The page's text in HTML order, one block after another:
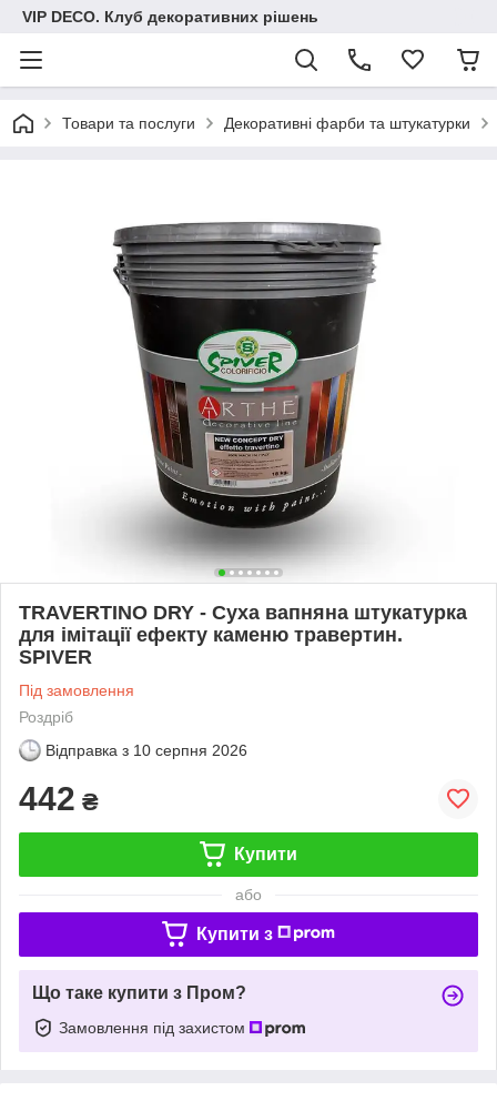
VIP DECO. Клуб декоративних рішень
Товари та послуги Декоративні фарби та штукатурки
TRAVERTINO DRY - Суха вапняна штукатурка
для імітації ефекту каменю травертин.
SPIVER
Під замовлення
Роздріб
Відправка з 10 серпня 2026
442 ₴
Купити
або
Купити з
Що таке купити з Пром?
Замовлення під захистом